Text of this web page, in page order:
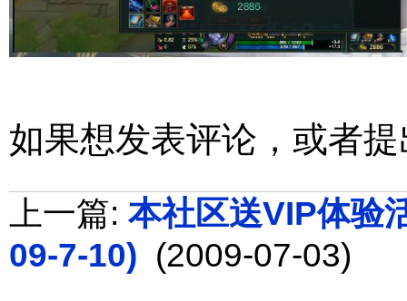
如果想发表评论，或者
上一篇: 本社区送VIP体验
09-7-10) (2009-07-03)